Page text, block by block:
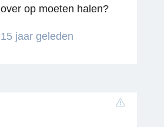
over op moeten halen?
15 jaar geleden